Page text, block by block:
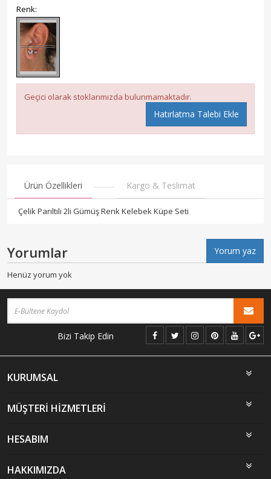
Renk:
Geçici olarak stoklarımızda bulunmamaktadır.
Hatırlatma Talebi Ekle
Ürün Özellikleri Kargo & Teslimat
Çelik Parıltılı 2li Gümüş Renk Kelebek Küpe Seti
Yorumlar Yorum yaz
Henüz yorum yok
Bizi Takip Edin
KURUMSAL
MÜŞTERİ HİZMETLERİ
HESABIM
HAKKIMIZDA